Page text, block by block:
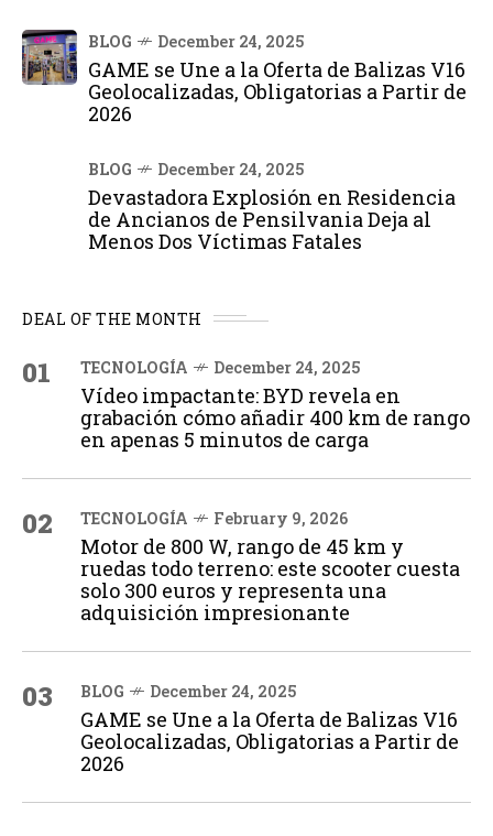
BLOG December 24, 2025
GAME se Une a la Oferta de Balizas V16
Geolocalizadas, Obligatorias a Partir de
2026
BLOG December 24, 2025
Devastadora Explosión en Residencia
de Ancianos de Pensilvania Deja al
Menos Dos Víctimas Fatales
DEAL OF THE MONTH
01 TECNOLOGÍA December 24, 2025
Vídeo impactante: BYD revela en
grabación cómo añadir 400 km de rango
en apenas 5 minutos de carga
02 TECNOLOGÍA February 9, 2026
Motor de 800 W, rango de 45 km y
ruedas todo terreno: este scooter cuesta
solo 300 euros y representa una
adquisición impresionante
03 BLOG December 24, 2025
GAME se Une a la Oferta de Balizas V16
Geolocalizadas, Obligatorias a Partir de
2026